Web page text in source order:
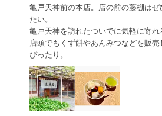
亀戸天神前の本店。店の前の藤棚は
たい。
亀戸天神を訪れたついでに気軽に寄れ
店頭でもくず餅やあんみつなどを販
ぴったり。